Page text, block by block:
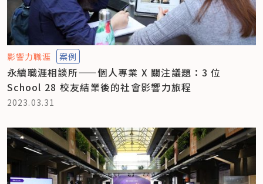
影響力職涯 案例
永續職涯相談所——個人專業 X 關注議題：3 位
School 28 校友結業後的社會影響力旅程
2023.03.31